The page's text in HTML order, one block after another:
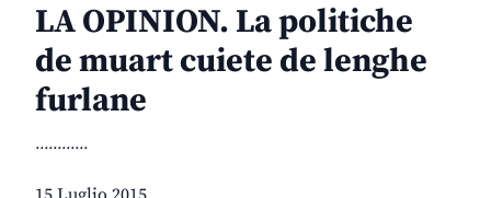
LA OPINION. La politiche
de muart cuiete de lenghe
furlane
............